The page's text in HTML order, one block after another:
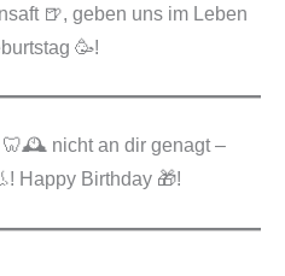
🍺, geben uns im Leben
🥳!
🦷🕰️ nicht an dir genagt –
Happy Birthday 🎁!